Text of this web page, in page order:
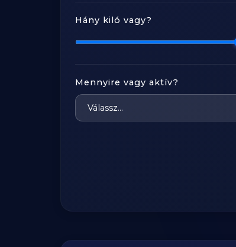
Hány kiló vagy?
Mennyire vagy aktív?